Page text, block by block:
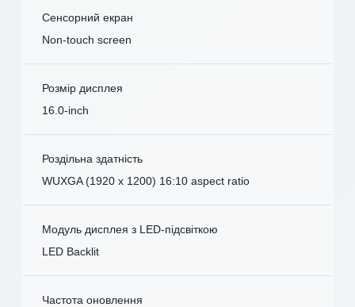
Сенсорний екран
Non-touch screen
Розмір дисплея
16.0-inch
Роздільна здатність
WUXGA (1920 x 1200) 16:10 aspect ratio
Модуль дисплея з LED-підсвіткою
LED Backlit
Частота оновлення